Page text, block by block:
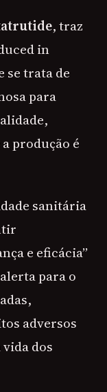
, traz
in
se trata de
para
produção é
sanitária
e eficácia”
para o
adversos
dos